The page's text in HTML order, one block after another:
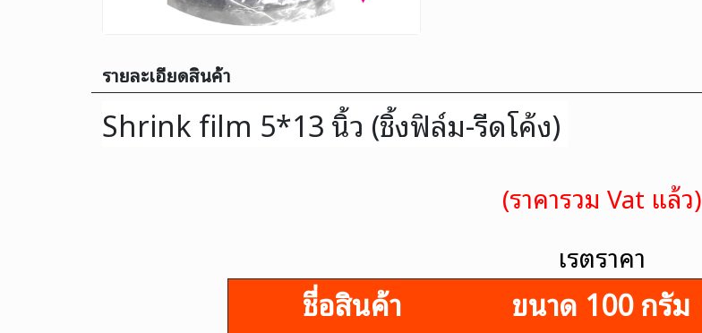
รายละเอียดสินค้า
Shrink film 5*13 นิ้ว (ชิ้งฟิล์ม-รีดโค้ง)
(ราคารวม Vat แล้ว)
เรตราคา
ชื่อสินค้า ขนาด 100 กรัม